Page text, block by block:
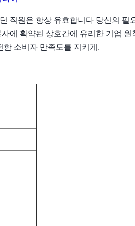
직원은 항상 유효합니다 당신의 필
에 확약된 상호간에 유리한 기업 원
소비자 만족도를 지키게.